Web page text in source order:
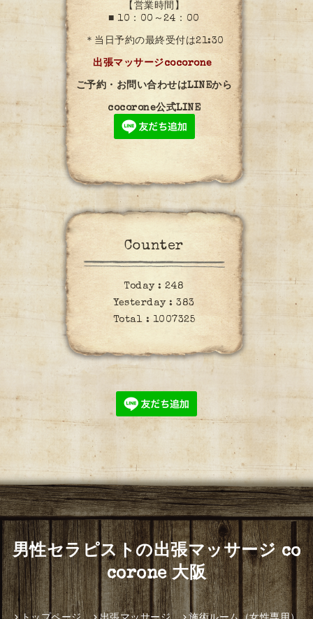
【営業時間】
■ 10：00～24：00
＊当日予約の最終受付は21:30
出張マッサージcocorone
ご予約・お問い合わせはLINEから
cocorone公式LINE
Counter
Today :248
Yesterday :383
Total : 1007325
男性セラピストの出張マッサージ co
corone 大阪